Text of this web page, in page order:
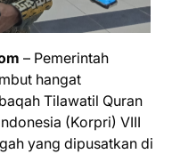
– Pemerintah
hangat
Tilawatil Quran
(Korpri) VIII
yang dipusatkan di